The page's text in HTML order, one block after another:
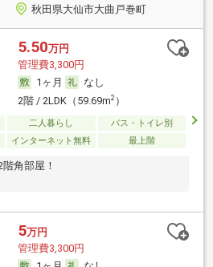
秋田県大仙市大曲戸巻町
5.50万円
管理費3,300円
1ヶ月
なし
2階 / 2LDK（59.69m2）
二人暮らし
バス・トイレ別
インターネット無料 最上階
角部屋！
5万円
管理費3,300円